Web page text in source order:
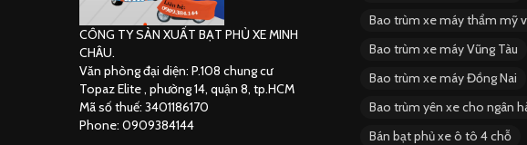
CÔNG TY SẢN XUẤT BẠT PHỦ XE MINH
CHÂU.
Văn phòng đại diện: P.108 chung cư
Topaz Elite , phường 14, quận 8, tp.HCM
Mã số thuế: 3401186170
Phone: 0909384144
Bao trùm xe máy thẩm mỹ
Bao trùm xe máy Vũng Tàu
Bao trùm xe máy Đồng Nai
Bao trùm yên xe cho ngân
Bán bạt phủ xe ô tô 4 chỗ